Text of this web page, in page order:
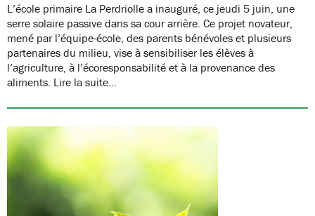
L’école primaire La Perdriolle a inauguré, ce jeudi 5 juin, une
serre solaire passive dans sa cour arrière. Ce projet novateur,
mené par l’équipe-école, des parents bénévoles et plusieurs
partenaires du milieu, vise à sensibiliser les élèves à
l’agriculture, à l’écoresponsabilité et à la provenance des
aliments. Lire la suite…